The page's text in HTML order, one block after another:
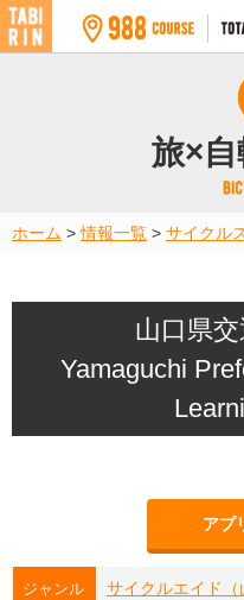
旅×
ホーム >情報一覧 > サイクル
山口県
Yamaguchi
アプ
ジャンル サイクルエイド（